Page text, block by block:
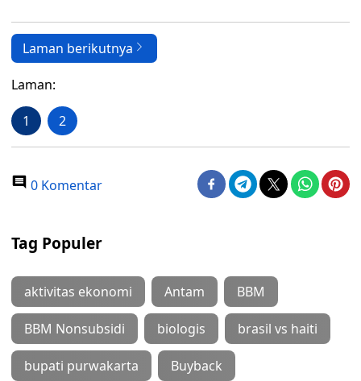
Laman berikutnya
Laman:
1 2
0 Komentar
Tag Populer
aktivitas ekonomi Antam BBM
BBM Nonsubsidi biologis brasil vs haiti
bupati purwakarta Buyback